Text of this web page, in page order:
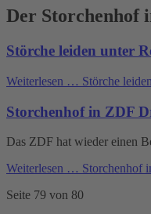
Der Storchenhof
Störche leiden unter
Weiterlesen … Störche
Storchenhof in ZDF
Das ZDF hat wieder einen
Weiterlesen … Storchenhof
Seite 79 von 80